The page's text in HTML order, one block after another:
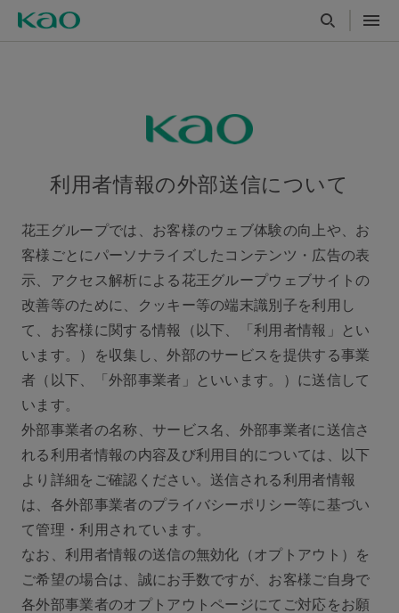
利用者情報の外部送信について
花王グループでは、お客様のウェブ体験の向上や、お
客様ごとにパーソナライズしたコンテンツ・広告の表
示、アクセス解析による花王グループウェブサイトの
改善等のために、クッキー等の端末識別子を利用し
て、お客様に関する情報（以下、「利用者情報」とい
います。）を収集し、外部のサービスを提供する事業
者（以下、「外部事業者」といいます。）に送信して
います。
外部事業者の名称、サービス名、外部事業者に送信さ
れる利用者情報の内容及び利用目的については、以下
より詳細をご確認ください。送信される利用者情報
は、各外部事業者のプライバシーポリシー等に基づい
て管理・利用されています。
なお、利用者情報の送信の無効化（オプトアウト）を
ご希望の場合は、誠にお手数ですが、お客様ご自身で
各外部事業者のオプトアウトページにてご対応をお願